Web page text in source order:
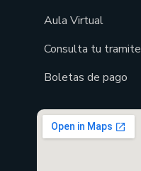
Aula Virtual
Consulta tu tramite
Boletas de pago